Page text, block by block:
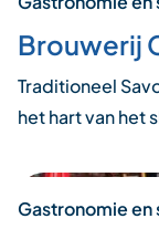
Brouwerij
Traditioneel
het hart van het
Gastronomie